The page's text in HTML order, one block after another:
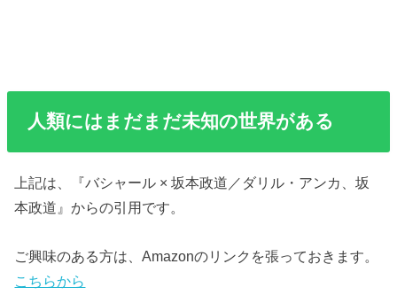
人類にはまだまだ未知の世界がある
上記は、『バシャール × 坂本政道／ダリル・アンカ、坂
本政道』からの引用です。
ご興味のある方は、Amazonのリンクを張っておきます。
こちらから